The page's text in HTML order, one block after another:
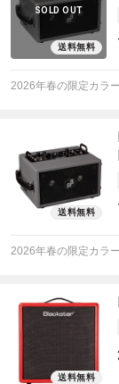
SOLD OUT
2026年春の限定カラー
2026年春の限定カラー